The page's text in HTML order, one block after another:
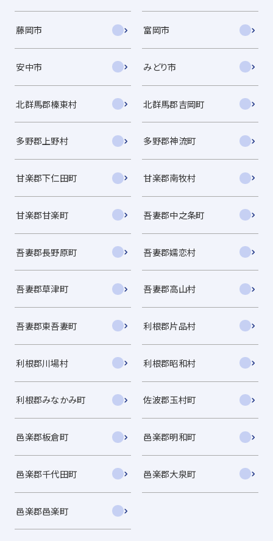
藤岡市 富岡市
安中市 みどり市
北群馬郡榛東村 北群馬郡吉岡町
多野郡上野村 多野郡神流町
甘楽郡下仁田町 甘楽郡南牧村
甘楽郡甘楽町 吾妻郡中之条町
吾妻郡長野原町 吾妻郡嬬恋村
吾妻郡草津町 吾妻郡高山村
吾妻郡東吾妻町 利根郡片品村
利根郡川場村 利根郡昭和村
利根郡みなかみ町 佐波郡玉村町
邑楽郡板倉町 邑楽郡明和町
邑楽郡千代田町 邑楽郡大泉町
邑楽郡邑楽町